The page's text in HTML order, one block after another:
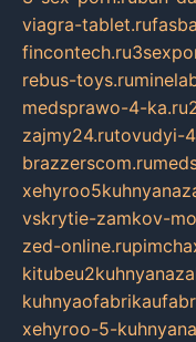
viagra-tablet.ru
fincontech.ru
rebus-toys.ru
medsprawo-4-ka.ru
zajmy24.rutovudyi-
brazzerscom.ru
vskrytie-zamkov-
zed-online.ru
xehyroo-5-